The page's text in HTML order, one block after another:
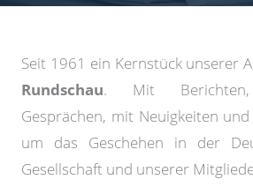
Seit 1961 ein Kernstück unserer
Rundschau. Mit
Gesprächen, mit Neuigkeiten
um das Geschehen in der
Gesellschaft und unserer